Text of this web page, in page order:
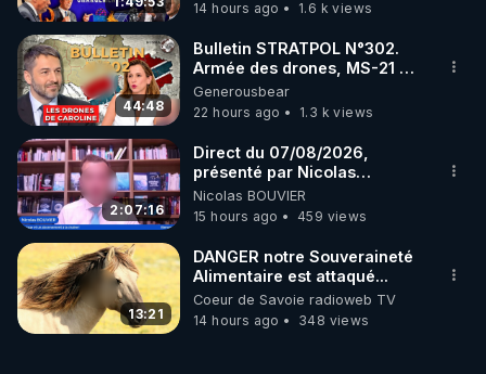
14 hours ago
1.6 k views
44:48
Bulletin STRATPOL N°302.
Armée des drones, MS-21 en
série, missiles coréens.
07.08.2026.
Generousbear
22 hours ago
1.3 k views
2:07:16
Direct du 07/08/2026,
présenté par Nicolas
BOUVIER
Nicolas BOUVIER
15 hours ago
459 views
13:21
DANGER notre Souveraineté
Alimentaire est attaqué...
Coeur de Savoie radioweb TV
14 hours ago
348 views